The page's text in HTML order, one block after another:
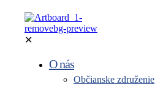
✕
O nás
Občianske združenie